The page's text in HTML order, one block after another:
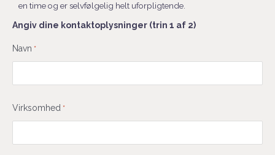
en time og er selvfølgelig helt uforpligtende.
Angiv dine kontaktoplysninger (trin 1 af 2)
Navn *
Fornavn
Virksomhed *